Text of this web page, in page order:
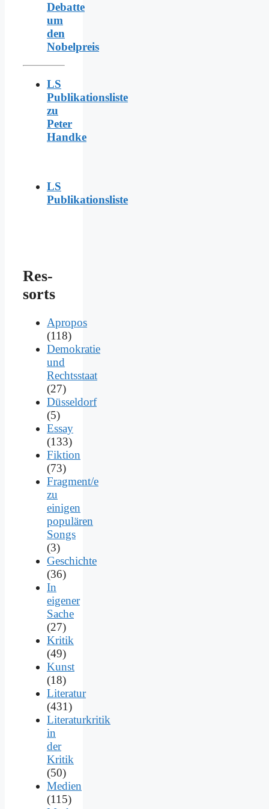
Debatte
um
den
Nobelpreis
LS
Publikationsliste
zu
Peter
Handke
LS
Publikationsliste
Res­
sorts
Apropos
(118)
Demokratie
und
Rechtsstaat
(27)
Düsseldorf
(5)
Essay
(133)
Fiktion
(73)
Fragment/e
zu
einigen
populären
Songs
(3)
Geschichte
(36)
In
eigener
Sache
(27)
Kritik
(49)
Kunst
(18)
Literatur
(431)
Literaturkritik
in
der
Kritik
(50)
Medien
(115)